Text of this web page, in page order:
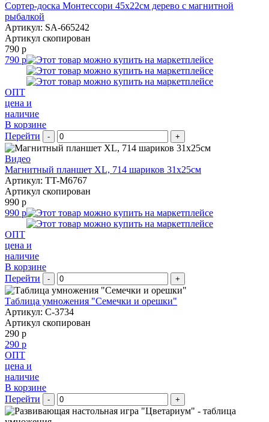
Сортер-доска Монтессори 45х22см дерево с магнитной
рыбалкой
Артикул: SA-665242
Артикул скопирован
790 р
790 р
ОПТ
цена и
наличие
В корзине
Перейти
- +
Видео
Магнитный планшет XL, 714 шариков 31х25см
Артикул: TT-M6767
Артикул скопирован
990 р
990 р
ОПТ
цена и
наличие
В корзине
Перейти
- +
Таблица умножения "Семечки и орешки"
Артикул: С-3734
Артикул скопирован
290 р
290 р
ОПТ
цена и
наличие
В корзине
Перейти
- +